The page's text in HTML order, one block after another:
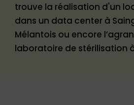
trouve la réalisation d'un
dans un data center à
Mélantois ou encore
laboratoire de stérilisation